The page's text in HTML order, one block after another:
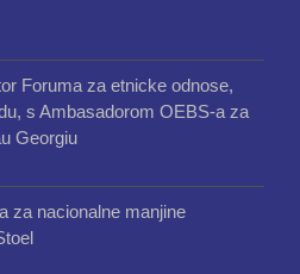
Foruma za etnicke odnose,
s Ambasadorom OEBS-a za
Georgiu
za nacionalne manjine